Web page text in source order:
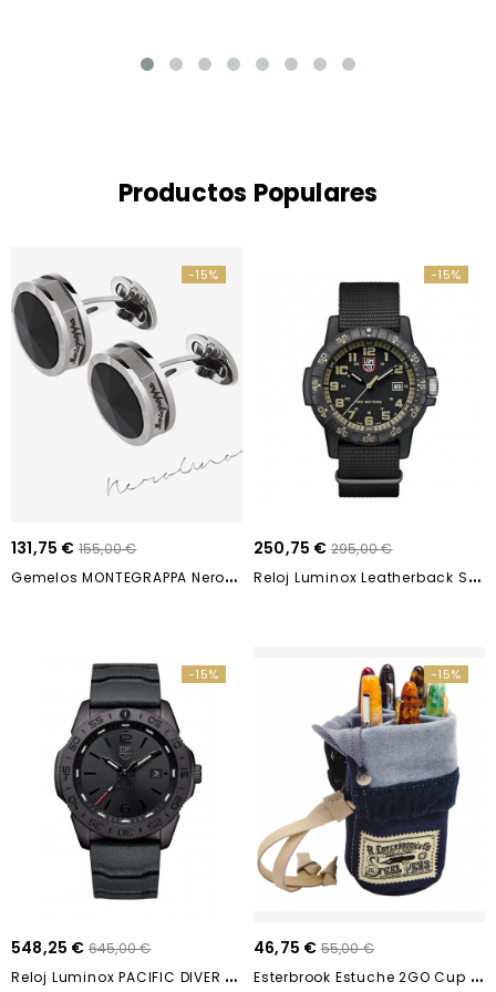
Productos Populares
-15%
131,75 € 155,00 €
G
Emelos MONTEGRAPPA NeroUno IDNUCLOS
-15%
250,75 € 295,00 €
R
Eloj Luminox Leatherback Sea Turtle Giant...
-15%
548,25 € 645,00 €
R
Eloj Luminox PACIFIC DIVER XS.3121.B0 44mm
-15%
46,75 € 55,00 €
E
Sterbrook Estuche 2GO Cup Navy Blue EPC201-NY